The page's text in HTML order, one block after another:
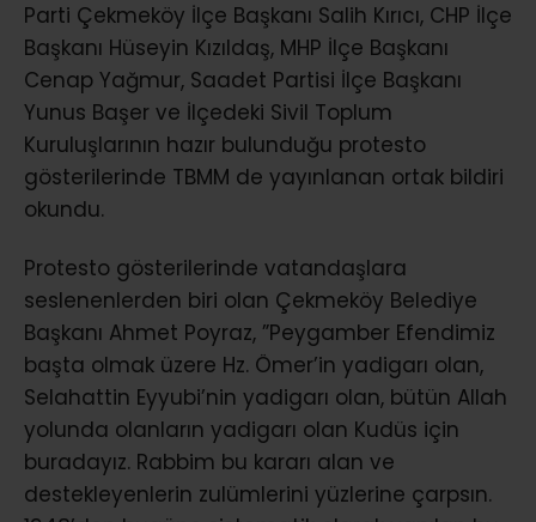
Parti Çekmeköy İlçe Başkanı Salih Kırıcı, CHP İlçe
Başkanı Hüseyin Kızıldaş, MHP İlçe Başkanı
Cenap Yağmur, Saadet Partisi İlçe Başkanı
Yunus Başer ve İlçedeki Sivil Toplum
Kuruluşlarının hazır bulunduğu protesto
gösterilerinde TBMM de yayınlanan ortak bildiri
okundu.
Protesto gösterilerinde vatandaşlara
seslenenlerden biri olan Çekmeköy Belediye
Başkanı Ahmet Poyraz, ”Peygamber Efendimiz
başta olmak üzere Hz. Ömer’in yadigarı olan,
Selahattin Eyyubi’nin yadigarı olan, bütün Allah
yolunda olanların yadigarı olan Kudüs için
buradayız. Rabbim bu kararı alan ve
destekleyenlerin zulümlerini yüzlerine çarpsın.